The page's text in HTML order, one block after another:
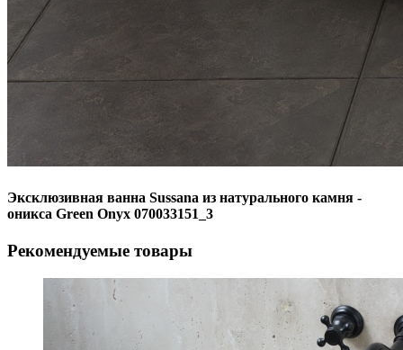
Эксклюзивная ванна Sussana из натурального камня -
оникса Green Onyx 070033151_3
Рекомендуемые товары